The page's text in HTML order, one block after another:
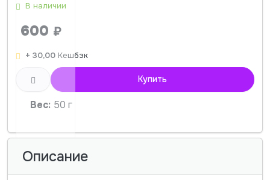
В наличии
600 ₽
+ 30,00 Кешбэк
Купить
Вес: 50 г
Описание